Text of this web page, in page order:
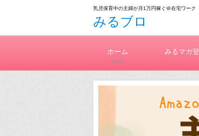
乳児保育中の主婦が月1万円稼ぐ＠在宅ワーク
みるブロ
ホーム
home
みるマガ